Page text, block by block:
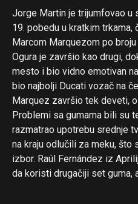
Jorge Martin je trijumfovao u
19. pobedu u kratkim
Marcom Marquezom po
Ogura je završio kao drugi,
mesto i bio vidno emotivan
bio najbolji Ducati vozač na
Marquez završio tek deveti,
Problemi sa gumama bili su
razmatrao upotrebu srednje
na kraju odlučili za meku, što
izbor. Raúl Fernández iz
da koristi drugačiji set guma,